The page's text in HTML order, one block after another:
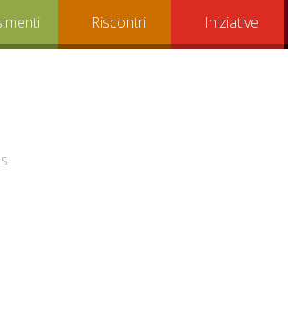
Riscontri Iniziative